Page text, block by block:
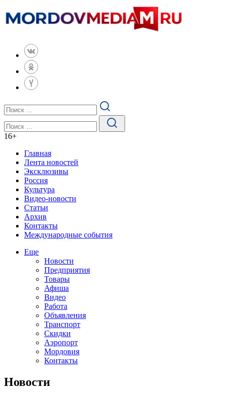
16+
Главная
Лента новостей
Эксклюзивы
Россия
Культура
Видео-новости
Статьи
Архив
Контакты
Международные события
Еще
Новости
Предприятия
Товары
Афиша
Видео
Работа
Объявления
Транспорт
Скидки
Аэропорт
Мордовия
Контакты
Новости